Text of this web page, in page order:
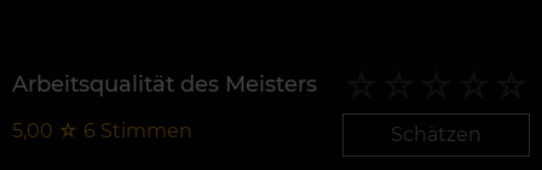
Arbeitsqualität des Meisters
5,00 ☆ 6 Stimmen Schätzen